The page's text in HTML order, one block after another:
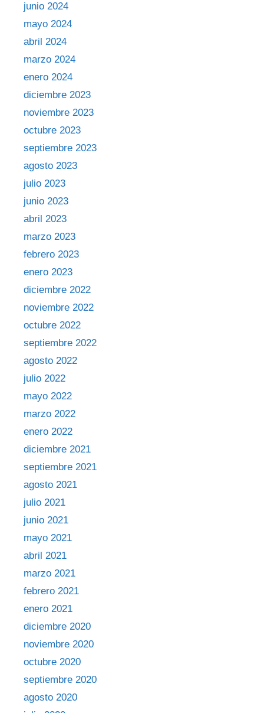
junio 2024
mayo 2024
abril 2024
marzo 2024
enero 2024
diciembre 2023
noviembre 2023
octubre 2023
septiembre 2023
agosto 2023
julio 2023
junio 2023
abril 2023
marzo 2023
febrero 2023
enero 2023
diciembre 2022
noviembre 2022
octubre 2022
septiembre 2022
agosto 2022
julio 2022
mayo 2022
marzo 2022
enero 2022
diciembre 2021
septiembre 2021
agosto 2021
julio 2021
junio 2021
mayo 2021
abril 2021
marzo 2021
febrero 2021
enero 2021
diciembre 2020
noviembre 2020
octubre 2020
septiembre 2020
agosto 2020